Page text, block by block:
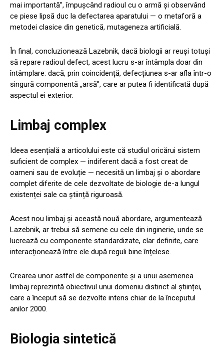
mai importantă”, împușcând radioul cu o armă și observând
ce piese lipsă duc la defectarea aparatului — o metaforă a
metodei clasice din genetică, mutageneza artificială.
În final, concluzionează Lazebnik, dacă biologii ar reuși totuși
să repare radioul defect, acest lucru s-ar întâmpla doar din
întâmplare: dacă, prin coincidență, defecțiunea s-ar afla într-o
singură componentă „arsă”, care ar putea fi identificată după
aspectul ei exterior.
Limbaj complex
Ideea esențială a articolului este că studiul oricărui sistem
suficient de complex — indiferent dacă a fost creat de
oameni sau de evoluție — necesită un limbaj și o abordare
complet diferite de cele dezvoltate de biologie de-a lungul
existenței sale ca știință riguroasă.
Acest nou limbaj și această nouă abordare, argumentează
Lazebnik, ar trebui să semene cu cele din inginerie, unde se
lucrează cu componente standardizate, clar definite, care
interacționează între ele după reguli bine înțelese.
Crearea unor astfel de componente și a unui asemenea
limbaj reprezintă obiectivul unui domeniu distinct al științei,
care a început să se dezvolte intens chiar de la începutul
anilor 2000.
Biologia sintetică